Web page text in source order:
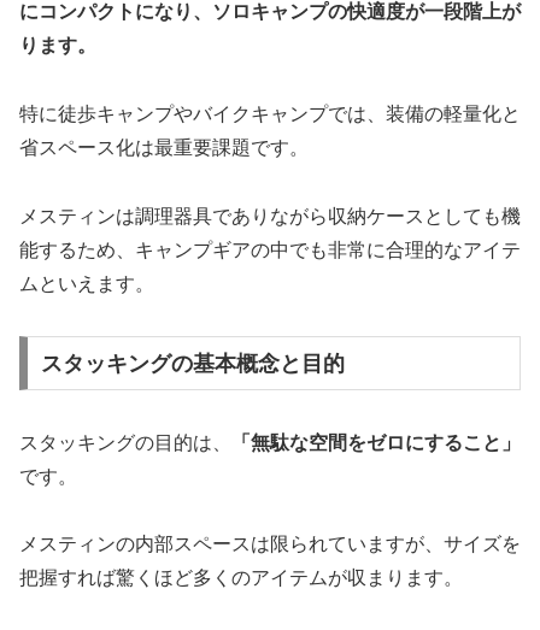
にコンパクトになり、ソロキャンプの快適度が一段階上が
ります。
特に徒歩キャンプやバイクキャンプでは、装備の軽量化と
省スペース化は最重要課題です。
メスティンは調理器具でありながら収納ケースとしても機
能するため、キャンプギアの中でも非常に合理的なアイテ
ムといえます。
スタッキングの基本概念と目的
スタッキングの目的は、
「無駄な空間をゼロにすること」
です。
メスティンの内部スペースは限られていますが、サイズを
把握すれば驚くほど多くのアイテムが収まります。